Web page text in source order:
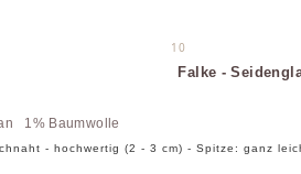
10
Falke -
1% Baumwolle
- hochwertig (2 - 3 cm) - Spitze: ganz